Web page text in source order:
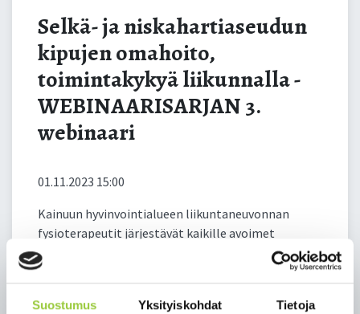
Suostumus Yksityiskohdat Tietoja
Selkä- ja niskahartiaseudun
kipujen omahoito,
toimintakykyä liikunnalla -
WEBINAARISARJAN 3.
webinaari
01.11.2023 15:00
Kainuun hyvinvointialueen liikuntaneuvonnan
fysioterapeutit järjestävät kaikille avoimet
webinaarit, jonka aiheina on toimintakyvyn
edistäminen liikkumisella. Webinaarisarja sisältää 3